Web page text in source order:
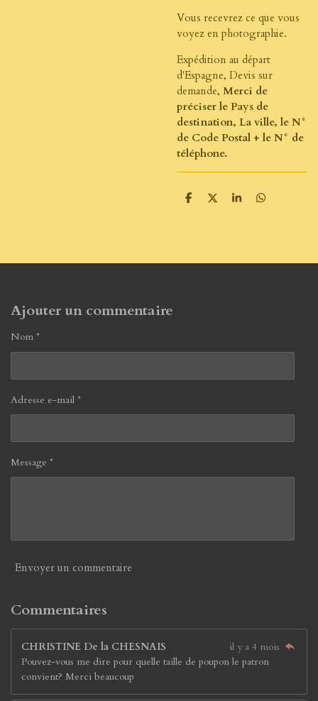
Vous recevrez ce que vous
voyez en photographie.
Expédition au départ
d'Espagne, Devis sur
demande, Merci de
préciser le Pays de
destination, La ville, le N°
de Code Postal + le N° de
téléphone.
P
e
P
e
P
e
P
e
Ajouter un commentaire
Nom *
Adresse e-mail *
Message *
Envoyer un commentaire
Commentaires
CHRISTINE De la CHESNAIS
il y a 4 mois
Pouvez-vous me dire pour quelle taille de poupon le patron
convient? Merci beaucoup